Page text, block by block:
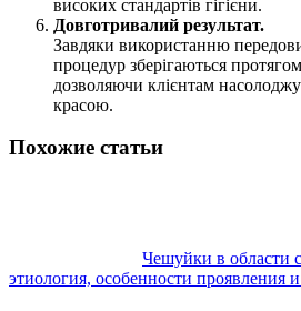
високих стандартів гігієни.
Довготривалий результат.
Завдяки використанню
процедур зберігаються
дозволяючи клієнтам
красою.
Похожие статьи
Чешуйки в области
этиология, особенности проявления